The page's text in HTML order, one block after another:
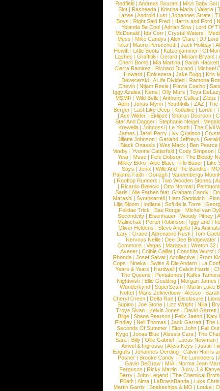
Redfield | Andreas Bourani | Miss Baby Sol
Slot | Rasheeda | Kristina Maria | Valerie |
Lazee | Android Lust | Johannes Strate |
Boys | Right Said Fred | Harris and Ford |
Yolanda Be Cool |Adrian Sina |Lord Of
McDonald | Ida Corr |Crystal Waters |
Mess | Mike Candys | Alex Clare | DJ Lord
Toka | Mauro Perucchetti | Jack Holiday |
Hewitt |Little Boots |Katzenjammer |Of
Lashes |Graffiti6 |Gerard |Miriam Bryant |
Cherri Bomb | Mia Martina | Sarah Hackett
Cierra Ramirez | Richard Durand | Michael
Howard |Dolcenera |Jake Bugg |Kris
Devecerski |A Life Divided |Ramona
Chevin |Ntjam Rosie |Flavia Coelho |
Iggy Azalea | Nena | Olly Murs | Toya
MSMR |Wild Belle |Anthony Callea |Zibbz
Aplin | Jonas Myrin | Youthkills | ZAZ | The
Berger |Last Like Deep |Kodaline |Lorde |
|Ace Wilder |Eklipse |Sharon Doorson |
Star And Dagger | Stephanie Neigel |
Krewella | Johnossi | Le Youth | The Civil
James | Jarell Perry | Ivy Quainoo |
Jillette Johnson | Garland Jeffreys |
Black Onassis | Wes Mack | Ben Pearce
Veeby | Yvonne Catterfeld | Cody Simpson |
Year |Muse |Fefe Dobson |The Bloody
Mikky Ekko | Aloe Blacc | Flo Bauer | Like
Says | Jenix | Wille And The Bandits | MO
Paloma Faith |Oonagh |Vandenbergs
|Rooftop Runners |Two Wooden Stones |
| Ricardo Bielecki | Otto Normal |
Saris | Alle Farben feat. Graham Candy |
Marashi | Synthkartell | Ham Sandwich |
Lilja Bloom | Indiana | Sofi de la Torre |
Felidae Trick | Eau Rouge | Michel van
Secondcity |Eisenhauer |Woody Pitney |
Malinchak |Porter Robinson | Iggy and
Oliver Heldens |Steve Angello |As Animals
Lary | Grace | Adrenaline Rush | Tom
Nervous Nellie | Dee Dee Bridgewater |
Commons |Vegas |Maraaya |Wretch 32 |
Avener | Colbie Caillat | Conchita Wurst |
Rhonda | Josef Salvat | Acollective | From
Cops | Nneka | Swiss & Die Andern | La
Years & Years |Hardwell |Calvin Harris |
The Queens | Pentatones | Kafka Tamura
Nightwish |Ellie Goulding |Morgan James
Wunderkynd | SuperScum | Martin Luke
Nottet |Mans Zelmerloew |Alesso |
Cheryl Green |Delta Rae |Disclosure |
Supino |Joe Stone |Lizz Wright |Niila |
Troye Sivan | Kelvin Jones | David Garrett
Blige | Shana Pearson | Felix Jaehn | Katy
Findlay |Neil Thomas |Jack Garratt |The
Seconds Of Summer |Elton John |Fall
Kygo |Jonas Blue |Alessia Cara |The
Sara |Billy |Ollie Gabriel |Lucas Newman |
Axwel & Ingrosso | Alicia Keys | Justin
Eagulls |Johannes Oerding |Calvin Harris
Posner |Brooke Candy |The Lumineers |
Gavin DeGraw | MIA| Norma Jean
Ferguson | Ricky Martin | Juicy J &
Berry | John Legend | The Chemical
Pillath |Alma |LaBrassBanda |Luke
Martin Garrix | Snakeships & MO | Louka |